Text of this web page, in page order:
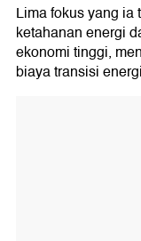
Lima fokus yang ia
ketahanan energi
ekonomi tinggi,
biaya transisi